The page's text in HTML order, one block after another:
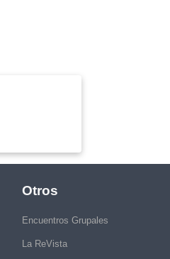
Otros
Encuentros Grupales
La ReVista